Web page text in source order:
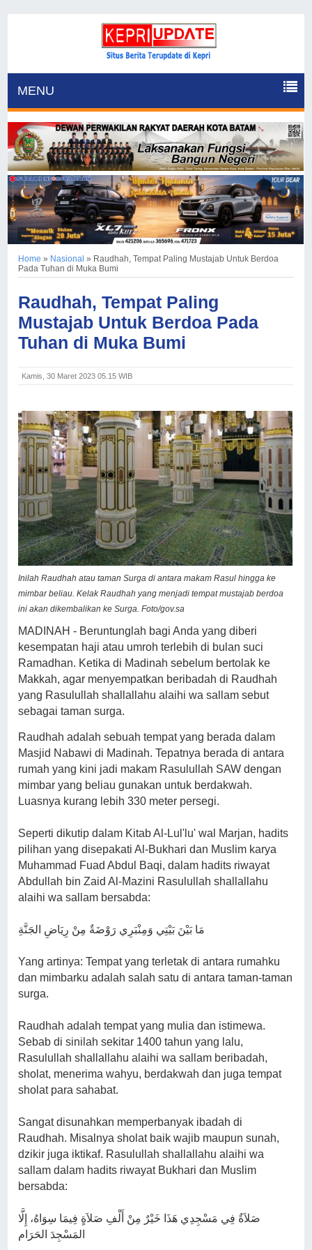
MENU
Home » Nasional » Raudhah, Tempat Paling Mustajab Untuk Berdoa
Pada Tuhan di Muka Bumi
Raudhah, Tempat Paling
Mustajab Untuk Berdoa Pada
Tuhan di Muka Bumi
Kamis, 30 Maret 2023 05.15 WIB
Inilah Raudhah atau taman Surga di antara makam Rasul hingga ke
mimbar beliau. Kelak Raudhah yang menjadi tempat mustajab berdoa
ini akan dikembalikan ke Surga. Foto/gov.sa
MADINAH - Beruntunglah bagi Anda yang diberi
kesempatan haji atau umroh terlebih di bulan suci
Ramadhan. Ketika di Madinah sebelum bertolak ke
Makkah, agar menyempatkan beribadah di Raudhah
yang Rasulullah shallallahu alaihi wa sallam sebut
sebagai taman surga.
Raudhah adalah sebuah tempat yang berada dalam
Masjid Nabawi di Madinah. Tepatnya berada di antara
rumah yang kini jadi makam Rasulullah SAW dengan
mimbar yang beliau gunakan untuk berdakwah.
Luasnya kurang lebih 330 meter persegi.
Seperti dikutip dalam Kitab Al-Lul'lu' wal Marjan, hadits
pilihan yang disepakati Al-Bukhari dan Muslim karya
Muhammad Fuad Abdul Baqi, dalam hadits riwayat
Abdullah bin Zaid Al-Mazini Rasulullah shallallahu
alaihi wa sallam bersabda:
مَا بَيْنَ بَيْتِي وَمِنْبَرِي رَوْضَةٌ مِنْ رِيَاضِ الجَنَّةِ
Yang artinya: Tempat yang terletak di antara rumahku
dan mimbarku adalah salah satu di antara taman-taman
surga.
Raudhah adalah tempat yang mulia dan istimewa.
Sebab di sinilah sekitar 1400 tahun yang lalu,
Rasulullah shallallahu alaihi wa sallam beribadah,
sholat, menerima wahyu, berdakwah dan juga tempat
sholat para sahabat.
Sangat disunahkan memperbanyak ibadah di
Raudhah. Misalnya sholat baik wajib maupun sunah,
dzikir juga iktikaf. Rasulullah shallallahu alaihi wa
sallam dalam hadits riwayat Bukhari dan Muslim
bersabda:
صَلاَةٌ فِي مَسْجِدِي هَذَا خَيْرٌ مِنْ أَلْفِ صَلاَةٍ فِيمَا سِوَاهُ، إِلَّا
المَسْجِدَ الحَرَام